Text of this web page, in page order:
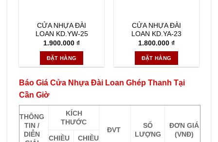
CỬA NHỰA ĐÀI
LOAN KD.YW-25
1.900.000 ₫
ĐẶT HÀNG
CỬA NHỰA ĐÀI
LOAN KD.YA-23
1.800.000 ₫
ĐẶT HÀNG
Báo Giá Cửa Nhựa Đài Loan Ghép Thanh Tại
Cần Giờ
THÔNG
TIN /
DIỄN
KÍCH
THƯỚC
ĐVT
SỐ
LƯỢNG
ĐƠN GIÁ
(VNĐ)
CHIỀU
CHIỀU